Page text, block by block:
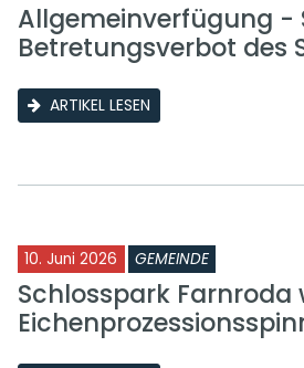
Allgemeinverfügung -
Betretungsverbot des
ARTIKEL LESEN
10. Juni 2026 GEMEINDE
Schlosspark Farnroda